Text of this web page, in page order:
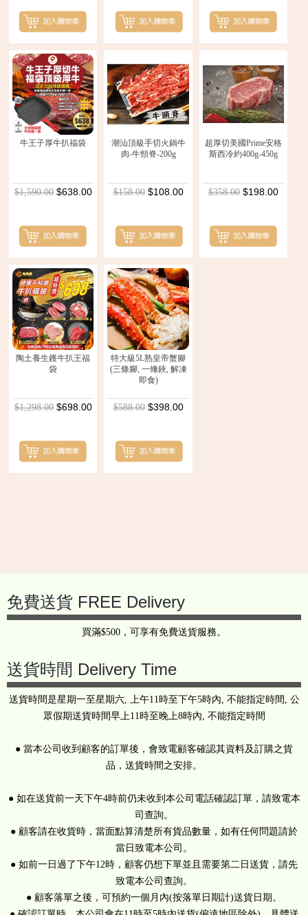
牛王子厚牛扒福袋
$1,590.00 $638.00
潮汕頂級手切火鍋牛
肉-牛頸脊-200g
$158.00 $108.00
超厚切美國Prime安格
斯西冷約400g-450g
$358.00 $198.00
陶土養生鑊牛扒王福
袋
$1,298.00 $698.00
特大級5L熟皇帝蟹腳
(三條腳, 一絛鋏, 解凍
即食)
$588.00 $398.00
免費送貨 FREE Delivery
買滿$500，可享有免費送貨服務。
送貨時間 Delivery Time
送貨時間是星期一至星期六, 上午11時至下午5時內, 不能指定時間, 公
眾假期送貨時間早上11時至晚上8時內, 不能指定時間
● 當本公司收到顧客的訂單後，會致電顧客確認其資料及訂購之貨
品，送貨時間之安排。
● 如在送貨前一天下午4時前仍未收到本公司電話確認訂單，請致電本
司查詢。
● 顧客請在收貨時，當面點算清楚所有貨品數量，如有任何問題請於
當日致電本公司。
● 如前一日過了下午12時，顧客仍想下單並且需要第二日送貨，請先
致電本公司查詢。
● 顧客落單之後，可預約一個月內(按落單日期計)送貨日期。